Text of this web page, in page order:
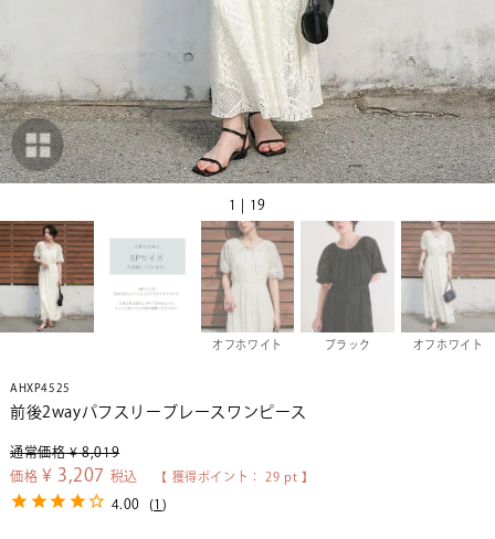
1 | 19
オフホワイト ブラック オフホワイト
AHXP4525
前後2wayパフスリーブレースワンピース
通常価格 ¥ 8,019
価格 ¥ 3,207 税込 【 獲得ポイント： 29 pt 】
4.00 (1 )